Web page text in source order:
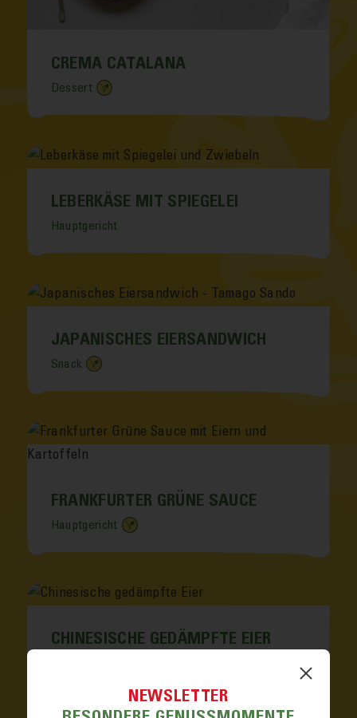
CREMA CATALANA
Dessert
LEBERKÄSE MIT SPIEGELEI
Hauptgericht
JAPANISCHES EIERSANDWICH
Snack
FRANKFURTER GRÜNE SAUCE
Hauptgericht
CHINESISCHE GEDÄMPFTE EIER
NEWSLETTER